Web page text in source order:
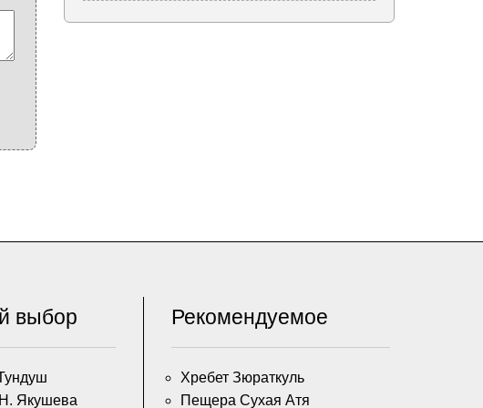
выбор
Якушева
Рекомендуемое
Хребет Зюраткуль
Пещера Сухая Атя